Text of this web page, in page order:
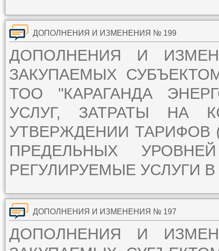
ДОПОЛНЕНИЯ И ИЗМЕНЕНИЯ № 199
ДОПОЛНЕНИЯ И
ЗАКУПАЕМЫХ
ТОО "КАРАГАНДА
УСЛУГ, ЗАТРАТЫ НА
УТВЕРЖДЕНИИ ТАРИФОВ
ПРЕДЕЛЬНЫХ
РЕГУЛИРУЕМЫЕ УСЛУГИ В
ДОПОЛНЕНИЯ И ИЗМЕНЕНИЯ № 197
ДОПОЛНЕНИЯ И